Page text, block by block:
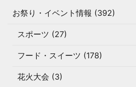
お祭り・イベント情報 (392)
スポーツ (27)
フード・スイーツ (178)
花火大会 (3)